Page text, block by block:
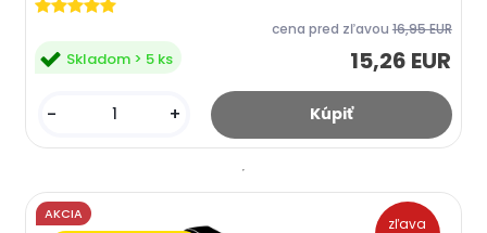
cena pred zľavou 16,95 EUR
15,26 EUR
Skladom > 5 ks
- +
AKCIA
zľava